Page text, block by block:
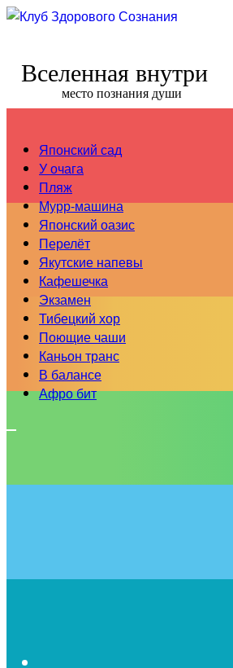
Вселенная внутри
место познания души
Японский сад
У очага
Пляж
Мурр-машина
Японский оазис
Перелёт
Якутские напевы
Кафешечка
Экзамен
Тибецкий хор
Поющие чаши
Каньон транс
В балансе
Афро бит